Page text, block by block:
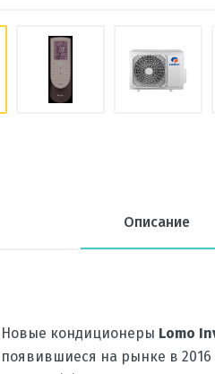
Описание
Новые кондиционеры Lomo
появившиеся на рынке в